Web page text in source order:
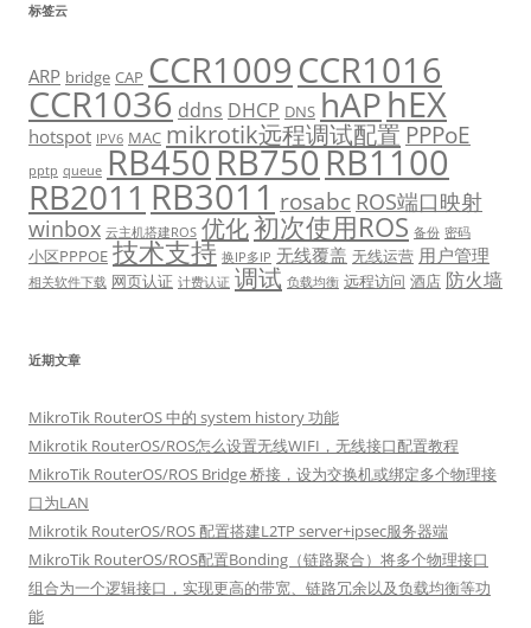
标签云
ARP bridge CAP CCR1009CCR1016
CCR1036 ddns DHCP DNS hAPhEX
hotspot IPV6 MAC mikrotik远程调试配置 PPPoE
pptp queue RB450RB750RB1100
RB2011 RB3011 rosabc ROS端口映射
winbox 云主机搭建ROS 优化初次使用ROS 备份 密码
小区PPPOE 技术支持 换IP多IP 无线覆盖 无线运营 用户管理
相关软件下载 网页认证 计费认证 调试 负载均衡 远程访问 酒店 防火墙
近期文章
MikroTik RouterOS 中的 system history 功能
Mikrotik RouterOS/ROS怎么设置无线WIFI，无线接口配置教程
MikroTik RouterOS/ROS Bridge 桥接，设为交换机或绑定多个物理接
口为LAN
Mikrotik RouterOS/ROS 配置搭建L2TP server+ipsec服务器端
MikroTik RouterOS/ROS配置Bonding（链路聚合）将多个物理接口
组合为一个逻辑接口，实现更高的带宽、链路冗余以及负载均衡等功
能